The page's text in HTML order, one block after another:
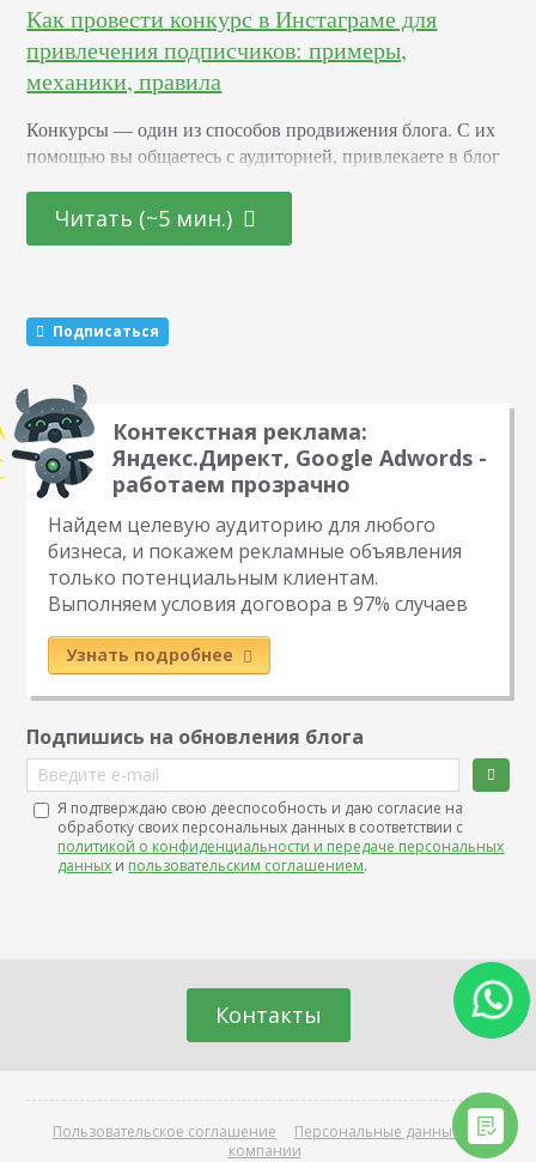
Как провести конкурс в Инстаграме для
привлечения подписчиков: примеры,
механики, правила
Конкурсы –– один из способов продвижения блога. С их
помощью вы общаетесь с аудиторией, привлекаете в блог
что вы обещаете участникам подарок за то, что они тем
или иным образом расскажут о вас другим пользователям.
механики, которые маркетологи советуют чередовать…
Читать (~5 мин.)
Подписаться
Контекстная реклама:
Яндекс.Директ, Google Adwords -
работаем прозрачно
Найдем целевую аудиторию для любого
бизнеса, и покажем рекламные объявления
только потенциальным клиентам.
Выполняем условия договора в 97% случаев
Узнать подробнее
Подпишись на обновления блога
Введите e-mail
Я подтверждаю свою дееспособность и даю согласие на
обработку своих персональных данных в соответствии с
политикой о конфиденциальности и передаче персональных
данных и пользовательским соглашением.
Контакты
Пользовательское соглашение Персональные данные
О
компании